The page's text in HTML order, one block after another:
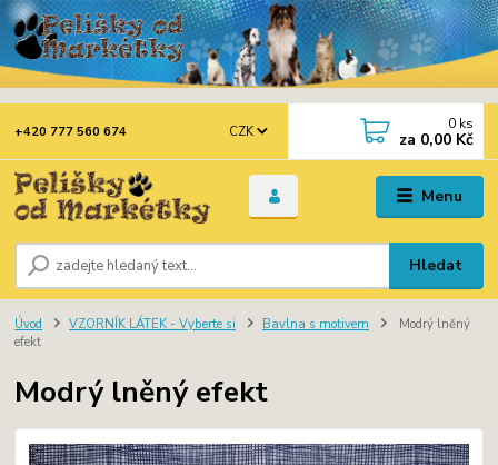
Menu
CZK
Hledat
+420 777 560 674 0 ks
za 0,00 Kč
Úvod VZORNÍK LÁTEK - Vyberte si Bavlna s motivem
Modrý lněný
efekt
Modrý lněný efekt